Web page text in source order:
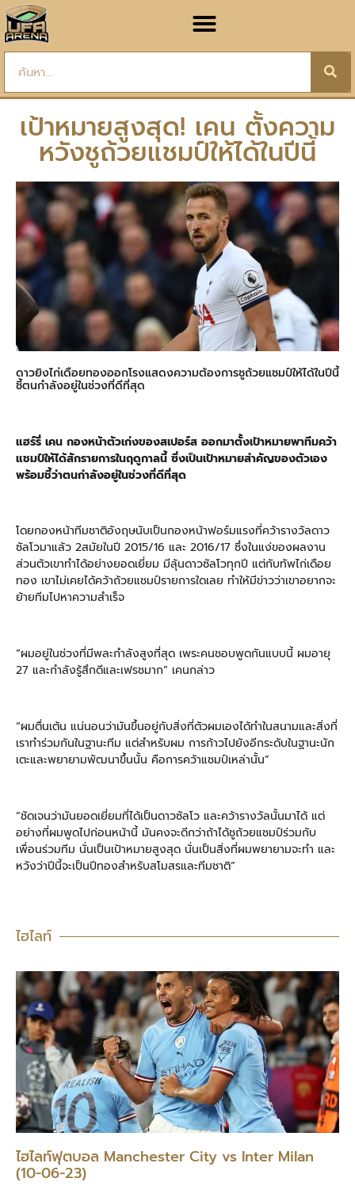
เป้าหมายสูงสุด! เคน ตั้งความ
หวังชูถ้วยแชมป์ให้ได้ในปีนี้
ดาวยิงไก่เดือยทองออกโรงแสดงความต้องการชูถ้วยแชมป์ให้ได้ในปีนี้
ชี้ตนกำลังอยู่ในช่วงที่ดีที่สุด
แฮร์รี่ เคน กองหน้าตัวเก่งของสเปอร์ส ออกมาตั้งเป้าหมายพาทีมคว้า
แชมป์ให้ได้สักรายการในฤดูกาลนี้ ซึ่งเป็นเป้าหมายสำคัญของตัวเอง
พร้อมชี้ว่าตนกำลังอยู่ในช่วงที่ดีที่สุด
โดยกองหน้าทีมชาติอังฤษนับเป็นกองหน้าฟอร์มแรงที่คว้ารางวัลดาว
ซัลโวมาแล้ว 2สมัยในปี 2015/16 และ 2016/17 ซึ่งในแง่ของผลงาน
ส่วนตัวเขาทำได้อย่างยอดเยี่ยม มีลุ้นดาวซัลโวทุกปี แต่กับทัพไก่เดือย
ทอง เขาไม่เคยได้คว้าถ้วยแชมป์รายการใดเลย ทำให้มีข่าวว่าเขาอยากจะ
ย้ายทีมไปหาความสำเร็จ
“ผมอยู่ในช่วงที่มีพละกำลังสูงที่สุด เพระคนชอบพูดกันแบบนี้ ผมอายุ
27 และกำลังรู้สึกดีและเฟรชมาก” เคนกล่าว
“ผมตื่นเต้น แน่นอนว่ามันขึ้นอยู่กับสิ่งที่ตัวผมเองได้ทำในสนามและสิ่งที่
เราทำร่วมกันในฐานะทีม แต่สำหรับผม การก้าวไปยังอีกระดับในฐานะนัก
เตะและพยายามพัฒนาขึ้นนั้น คือการคว้าแชมป์เหล่านั้น”
“ชัดเจนว่ามันยอดเยี่ยมที่ได้เป็นดาวซัลโว และคว้ารางวัลนั้นมาได้ แต่
อย่างที่ผมพูดไปก่อนหน้านี้ มันคงจะดีกว่าถ้าได้ชูถ้วยแชมป์ร่วมกับ
เพื่อนร่วมทีม นั่นเป็นเป้าหมายสูงสุด นั่นเป็นสิ่งที่ผมพยายามจะทำ และ
หวังว่าปีนี้จะเป็นปีทองสำหรับสโมสรและทีมชาติ”
ไฮไลท์
ไฮไลท์ฟุตบอล Manchester City vs Inter Milan
(10-06-23)